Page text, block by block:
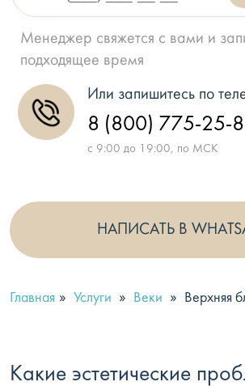
Менеджер свяжется с вами и
подходящее время
Или запишитесь по
8 (800) 775-25-
с 9:00 до 19:00, по МСК
НАПИСАТЬ В
Главная » Услуги » Веки » Верхняя
Какие эстетические